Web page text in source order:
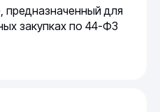
предназначенный для
закупках по 44-ФЗ